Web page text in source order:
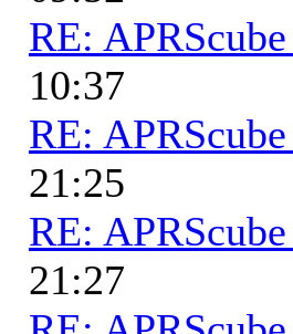
RE:
10:37
RE:
21:25
RE:
21:27